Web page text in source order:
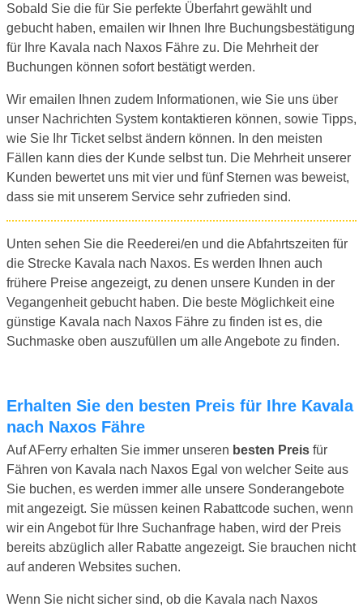
Sobald Sie die für Sie perfekte Überfahrt gewählt und
gebucht haben, emailen wir Ihnen Ihre Buchungsbestätigung
für Ihre Kavala nach Naxos Fähre zu. Die Mehrheit der
Buchungen können sofort bestätigt werden.
Wir emailen Ihnen zudem Informationen, wie Sie uns über
unser Nachrichten System kontaktieren können, sowie Tipps,
wie Sie Ihr Ticket selbst ändern können. In den meisten
Fällen kann dies der Kunde selbst tun. Die Mehrheit unserer
Kunden bewertet uns mit vier und fünf Sternen was beweist,
dass sie mit unserem Service sehr zufrieden sind.
Unten sehen Sie die Reederei/en und die Abfahrtszeiten für
die Strecke Kavala nach Naxos. Es werden Ihnen auch
frühere Preise angezeigt, zu denen unsere Kunden in der
Vegangenheit gebucht haben. Die beste Möglichkeit eine
günstige Kavala nach Naxos Fähre zu finden ist es, die
Suchmaske oben auszufüllen um alle Angebote zu finden.
Erhalten Sie den besten Preis für Ihre Kavala
nach Naxos Fähre
Auf AFerry erhalten Sie immer unseren besten Preis für
Fähren von Kavala nach Naxos Egal von welcher Seite aus
Sie buchen, es werden immer alle unsere Sonderangebote
mit angezeigt. Sie müssen keinen Rabattcode suchen, wenn
wir ein Angebot für Ihre Suchanfrage haben, wird der Preis
bereits abzüglich aller Rabatte angezeigt. Sie brauchen nicht
auf anderen Websites suchen.
Wenn Sie nicht sicher sind, ob die Kavala nach Naxos